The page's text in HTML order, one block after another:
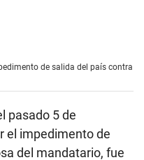
de salida del país contra
pasado 5 de
el impedimento de
del mandatario, fue